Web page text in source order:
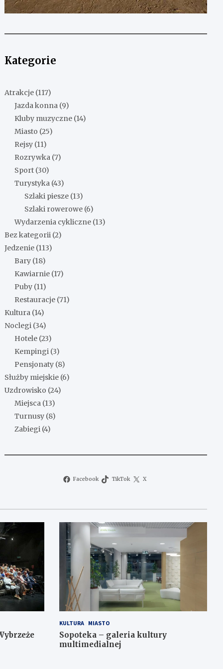
Kategorie
Atrakcje (117)
Jazda konna (9)
Kluby muzyczne (14)
Miasto (25)
Rejsy (11)
Rozrywka (7)
Sport (30)
Turystyka (43)
Szlaki piesze (13)
Szlaki rowerowe (6)
Wydarzenia cykliczne (13)
Bez kategorii (2)
Jedzenie (113)
Bary (18)
Kawiarnie (17)
Puby (11)
Restauracje (71)
Kultura (14)
Noclegi (34)
Hotele (23)
Kempingi (3)
Pensjonaty (8)
Służby miejskie (6)
Uzdrowisko (24)
Miejsca (13)
Turnusy (8)
Zabiegi (4)
Facebook TikTok X
KULTURA MIASTO
Sopoteka – galeria kultury
multimedialnej